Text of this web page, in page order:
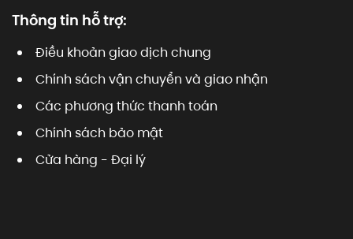
Thông tin hỗ trợ:
Điều khoản giao dịch chung
Chính sách vận chuyển và giao nhận
Các phương thức thanh toán
Chính sách bảo mật
Cửa hàng - Đại lý